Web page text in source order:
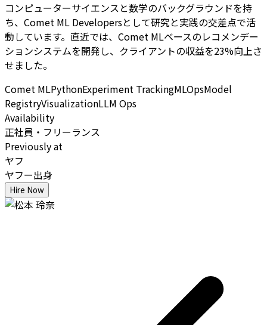
コンピューターサイエンスと数学のバックグラウンドを持
ち、Comet ML Developersとして研究と実践の交差点で活
動しています。直近では、Comet MLベースのレコメンデー
ションシステムを開発し、クライアントの収益を23%向上さ
せました。
Comet MLPythonExperiment TrackingMLOpsModel
RegistryVisualizationLLM Ops
Availability
正社員・フリーランス
Previously at
ヤフ
ヤフー出身
Hire Now